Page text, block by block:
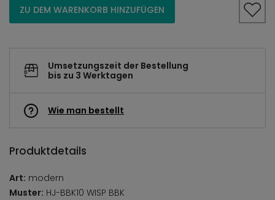
ZU DEM WARENKORB HINZUFÜGEN
Umsetzungszeit der Bestellung
bis zu 3 Werktagen
Wie man bestellt
Produktdetails
Art: modern
Muster: HJ-BBK10 WISP BBK